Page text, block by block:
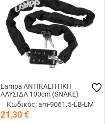
Lampa ΑΝΤΙΚΛΕΠΤΙΚΗ
ΑΛΥΣΙΔΑ 100cm (SNAKE)
Κωδικός: am-9061.5-LB-LM
21,30€